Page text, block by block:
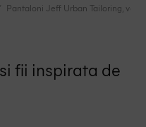
Pantaloni Jeff Urban Tailoring,
fii inspirata de